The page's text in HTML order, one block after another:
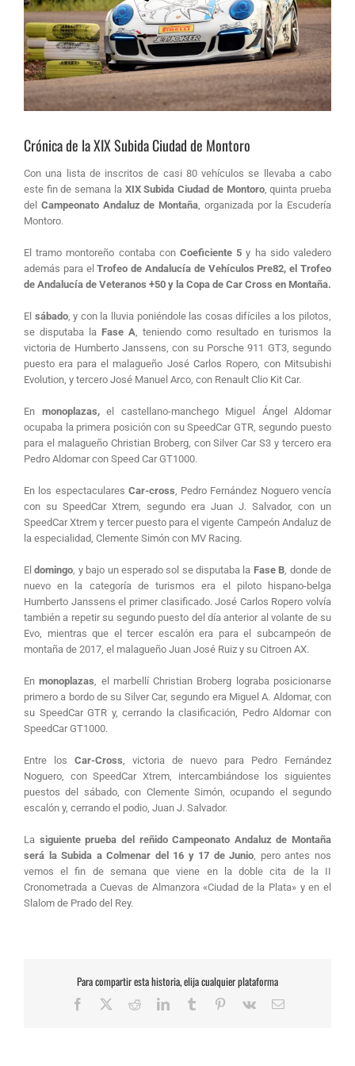
Crónica de la XIX Subida Ciudad de Montoro
Con una lista de inscritos de casi 80 vehículos se llevaba a cabo
este fin de semana la XIX Subida Ciudad de Montoro, quinta prueba
del Campeonato Andaluz de Montaña, organizada por la Escudería
Montoro.
El tramo montoreño contaba con Coeficiente 5 y ha sido valedero
además para elTrofeo de Andalucía de Vehículos Pre82, el Trofeo
de Andalucía de Veteranos +50 y la Copa de Car Cross en Montaña.
El sábado, y con la lluvia poniéndole las cosas difíciles a los pilotos,
se disputaba la Fase A, teniendo como resultado en turismos la
victoria de Humberto Janssens, con su Porsche 911 GT3, segundo
puesto era para el malagueño José Carlos Ropero, con Mitsubishi
Evolution, y tercero José Manuel Arco, con Renault Clio Kit Car.
En monoplazas,el castellano-manchego Miguel Ángel Aldomar
ocupaba la primera posición con su SpeedCar GTR, segundo puesto
para el malagueño Christian Broberg, con Silver Car S3 y tercero era
Pedro Aldomar con Speed Car GT1000.
En los espectaculares Car-cross, Pedro Fernández Noguero vencía
con su SpeedCar Xtrem, segundo era Juan J. Salvador, con un
SpeedCar Xtrem y tercer puesto para el vigente Campeón Andaluz de
la especialidad, Clemente Simón con MV Racing.
Eldomingo, y bajo un esperado sol se disputaba la Fase B, donde de
nuevo en la categoría de turismos era el piloto hispano-belga
Humberto Janssens el primer clasificado. José Carlos Ropero volvía
también a repetir su segundo puesto del día anterior al volante de su
Evo, mientras que el tercer escalón era para el subcampeón de
montaña de 2017, el malagueño Juan José Ruiz y su Citroen AX.
Enmonoplazas, el marbellí Christian Broberg lograba posicionarse
primero a bordo de su Silver Car, segundo era Miguel A. Aldomar, con
su SpeedCar GTR y, cerrando la clasificación, Pedro Aldomar con
SpeedCar GT1000.
Entre los Car-Cross, victoria de nuevo para Pedro Fernández
Noguero, con SpeedCar Xtrem, intercambiándose los siguientes
puestos del sábado, con Clemente Simón, ocupando el segundo
escalón y, cerrando el podio, Juan J. Salvador.
La siguiente prueba del reñido Campeonato Andaluz de Montaña
será la Subida a Colmenar del 16 y 17 de Junio, pero antes nos
vemos el fin de semana que viene en la doble cita de la II
Cronometrada a Cuevas de Almanzora «Ciudad de la Plata» y en el
Slalom de Prado del Rey.
Para compartir esta historia, elija cualquier plataforma
Facebook RedditLinkedInTumblr Pinterest
Vk
Correo